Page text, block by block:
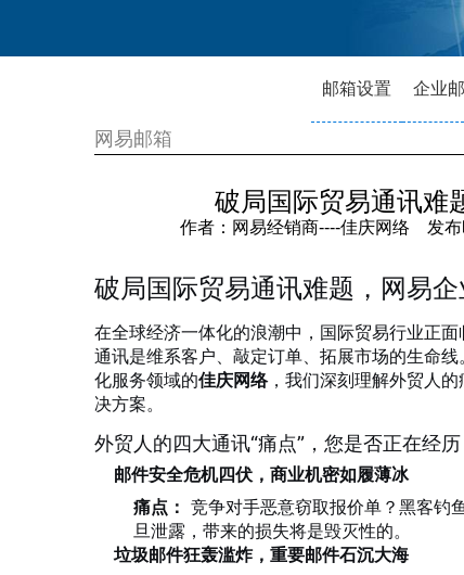
邮箱设置 企业
网易邮箱
破局国际贸易通讯难
作者：网易经销商----佳庆网络 发
破局国际贸易通讯难题，网易
在全球经济一体化的浪潮中，国际贸易行业正
通讯是维系客户、敲定订单、拓展市场的生命
化服务领域的佳庆网络，我们深刻理解外贸人
决方案。
外贸人的四大通讯“痛点”，您是否正在经历
邮件安全危机四伏，商业机密如履薄冰
痛点： 竞争对手恶意窃取报价单？黑客钓
旦泄露，带来的损失将是毁灭性的。
垃圾邮件狂轰滥炸，重要邮件石沉大海